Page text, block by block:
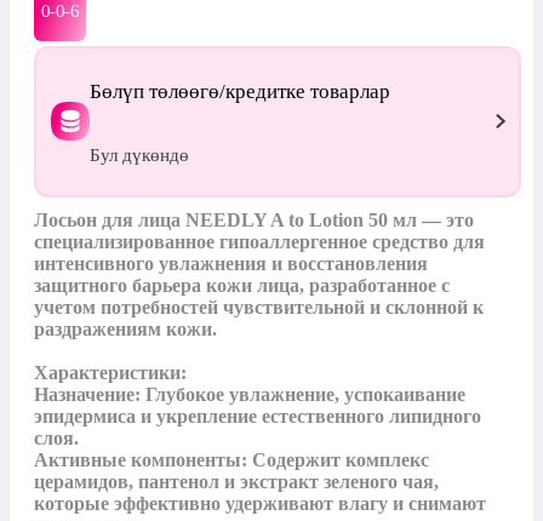
0-0-6
Бөлүп төлөөгө/кредитке товарлар
Бул дүкөндө
Лосьон для лица NEEDLY A to Lotion 50 мл — это
специализированное гипоаллергенное средство для
интенсивного увлажнения и восстановления
защитного барьера кожи лица, разработанное с
учетом потребностей чувствительной и склонной к
раздражениям кожи.
Характеристики:
Назначение: Глубокое увлажнение, успокаивание
эпидермиса и укрепление естественного липидного
слоя.
Активные компоненты: Содержит комплекс
церамидов, пантенол и экстракт зеленого чая,
которые эффективно удерживают влагу и снимают